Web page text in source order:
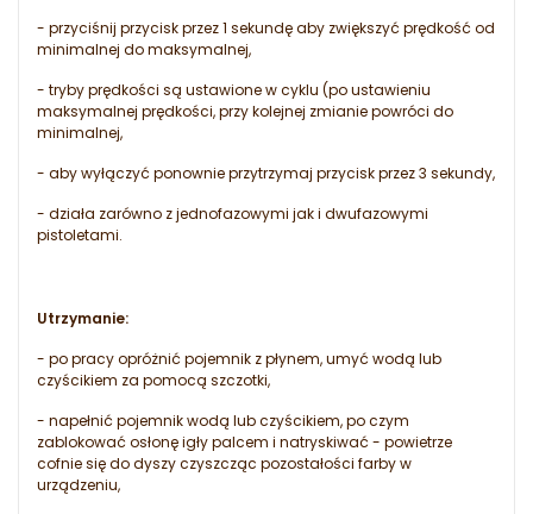
- przyciśnij przycisk przez 1 sekundę aby zwiększyć prędkość od
minimalnej do maksymalnej,
- tryby prędkości są ustawione w cyklu (po ustawieniu
maksymalnej prędkości, przy kolejnej zmianie powróci do
minimalnej,
- aby wyłączyć ponownie przytrzymaj przycisk przez 3 sekundy,
- działa zarówno z jednofazowymi jak i dwufazowymi
pistoletami.
Utrzymanie:
- po pracy opróżnić pojemnik z płynem, umyć wodą lub
czyścikiem za pomocą szczotki,
- napełnić pojemnik wodą lub czyścikiem, po czym
zablokować osłonę igły palcem i natryskiwać - powietrze
cofnie się do dyszy czyszcząc pozostałości farby w
urządzeniu,